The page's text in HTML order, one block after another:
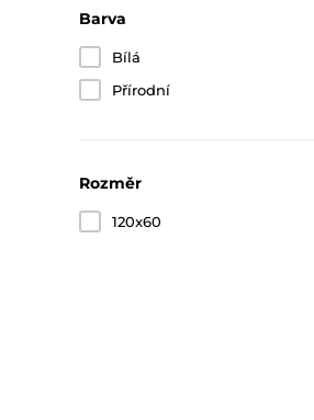
Barva
Bílá
Přírodní
Rozměr
120x60